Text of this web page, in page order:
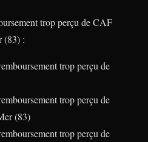
trop perçu de CAF
(83) :
trop perçu de
trop perçu de
(83)
trop perçu de